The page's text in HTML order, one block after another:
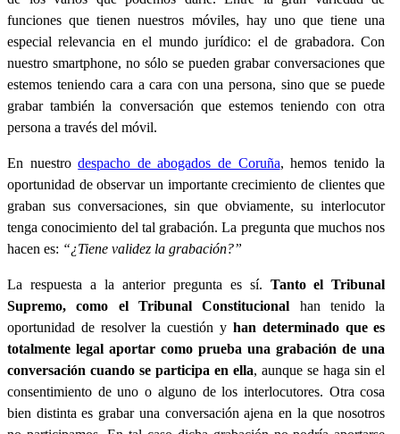
funciones que tienen nuestros móviles, hay uno que tiene una
especial relevancia en el mundo jurídico: el de grabadora. Con
nuestro smartphone, no sólo se pueden grabar conversaciones que
estemos teniendo cara a cara con una persona, sino que se puede
grabar también la conversación que estemos teniendo con otra
persona a través del móvil.
En nuestrodespacho de abogados de Coruña, hemos tenido la
oportunidad de observar un importante crecimiento de clientes que
graban sus conversaciones, sin que obviamente, su interlocutor
tenga conocimiento del tal grabación. La pregunta que muchos nos
hacen es: “¿Tiene validez la grabación?”
​La respuesta a la anterior pregunta es sí. Tanto el Tribunal
Supremo, como el Tribunal Constitucional han tenido la
oportunidad de resolver la cuestión y han determinado que es
totalmente legal aportar como prueba una grabación de una
conversación cuando se participa en ella, aunque se haga sin el
consentimiento de uno o alguno de los interlocutores. Otra cosa
bien distinta es grabar una conversación ajena en la que nosotros